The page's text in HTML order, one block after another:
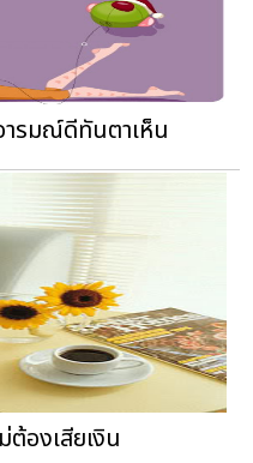
ารมณ์ดีทันตาเห็น
องเสียเงิน